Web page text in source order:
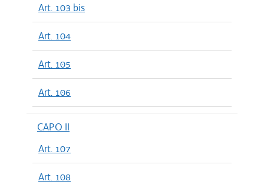
Art. 103 bis
Art. 104
Art. 105
Art. 106
CAPO II
Art. 107
Art. 108